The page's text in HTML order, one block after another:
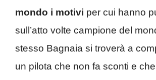
mondo i motivi per cui hanno
sull’atto volte campione del
stesso Bagnaia si troverà a
un pilota che non fa sconti e che